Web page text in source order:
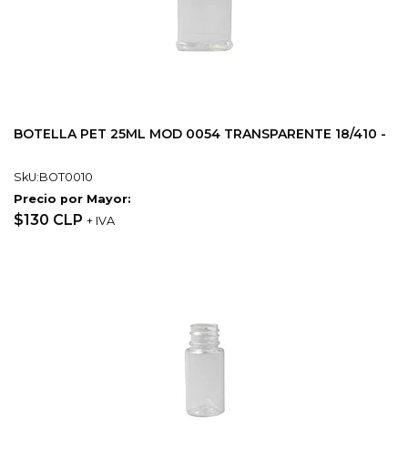
BOTELLA PET 25ML MOD 0054 TRANSPARENTE 18/410 -
SkU:BOT0010
Precio por Mayor:
$130 CLP + IVA